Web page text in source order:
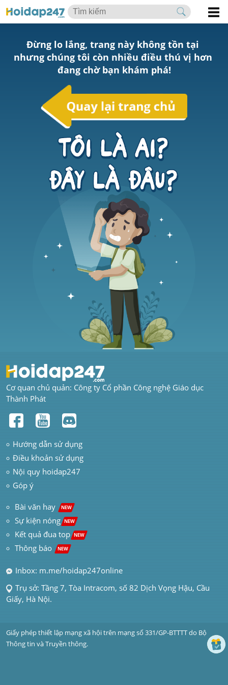
Đừng lo lắng, trang này không tồn tại
nhưng chúng tôi còn nhiều điều thú vị hơn
đang chờ bạn khám phá!
Cơ quan chủ quản: Công ty Cổ phần Công nghệ Giáo dục
Thành Phát
Hướng dẫn sử dụng
Điều khoản sử dụng
Nội quy hoidap247
Góp ý
Bài văn hay NEW
Sự kiện nóng NEW
Kết quả đua top NEW
Thông báo NEW
Inbox: m.me/hoidap247online
Trụ sở: Tầng 7, Tòa Intracom, số 82 Dịch Vọng Hậu, Cầu
Giấy, Hà Nội.
Giấy phép thiết lập mạng xã hội trên mạng số 331/GP-BTTTT do Bộ
Thông tin và Truyền thông.